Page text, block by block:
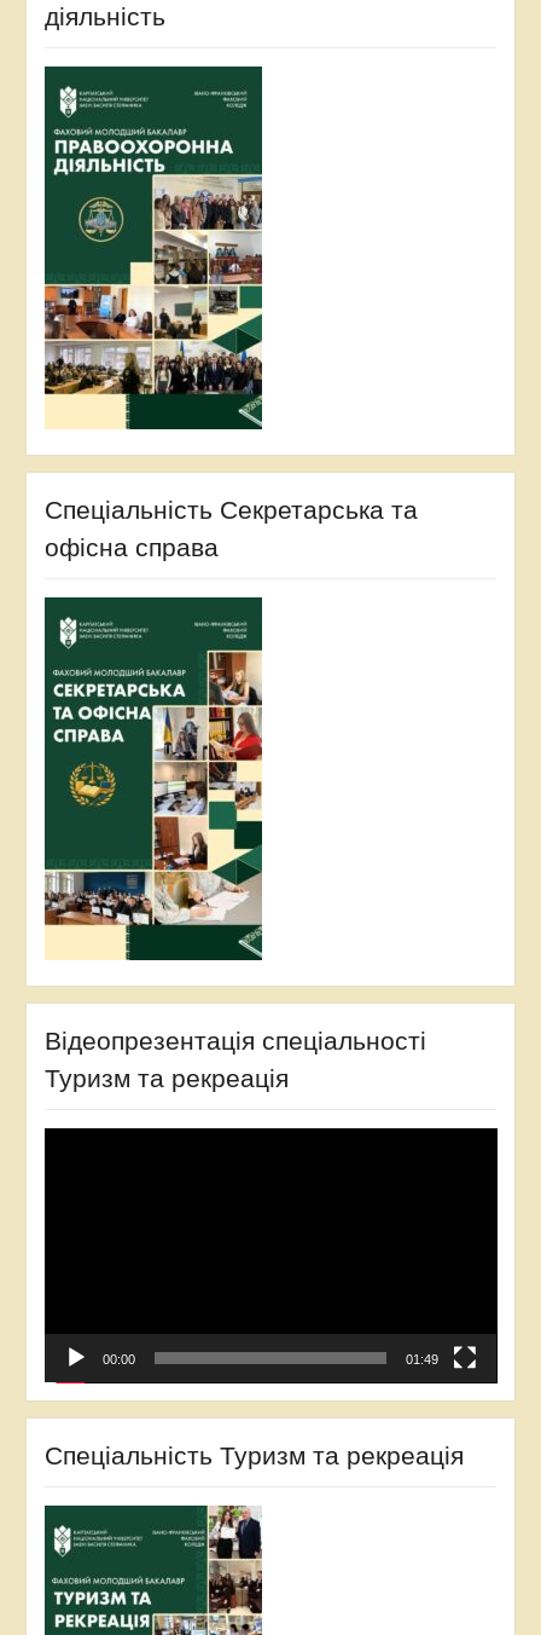
діяльність
Спеціальність Секретарська та
офісна справа
Відеопрезентація спеціальності
Туризм та рекреація
00:00 01:49
Спеціальність Туризм та рекреація